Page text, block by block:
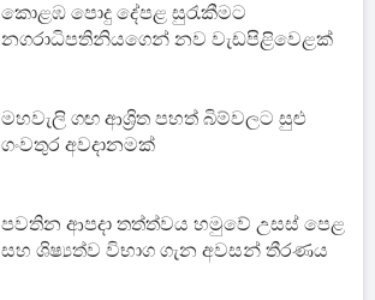
කොළඹ පොදු දේපළ සුරැකීමට
නගරාධිපතිනියගෙන් නව වැඩපිළිවෙළක්
මහවැලි ගඟ ආශ්‍රිත පහත් බිම්වලට සුළු
ගංවතුර අවදානමක්
පවතින ආපදා තත්ත්වය හමුවේ උසස් පෙළ
සහ ශිෂ්‍යත්ව විභාග ගැන අවසන් තීරණය